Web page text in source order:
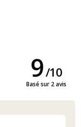
9/10
Basé sur 2 avis